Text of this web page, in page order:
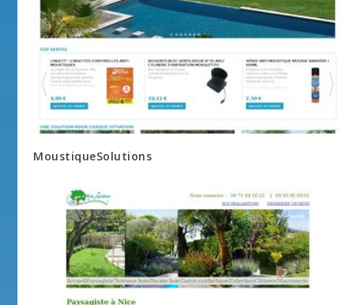
MoustiqueSolutions